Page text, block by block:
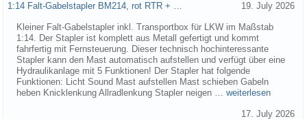
1:14 Falt-Gabelstapler BM214, rot RTR + … 19. July 2026
Kleiner Falt-Gabelstapler inkl. Transportbox für LKW im Maßstab
1:14. Der Stapler ist komplett aus Metall gefertigt und kommt
fahrfertig mit Fernsteuerung. Dieser technisch hochinteressante
Stapler kann den Mast automatisch aufstellen und verfügt über eine
Hydraulikanlage mit 5 Funktionen! Der Stapler hat folgende
Funktionen: Licht Sound Mast aufstellen Mast schieben Gabeln
heben Knicklenkung Allradlenkung Stapler neigen … weiterlesen
17. July 2026